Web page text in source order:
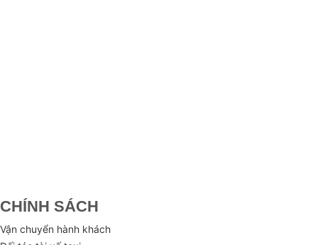
CHÍNH SÁCH
Vận chuyển hành khách